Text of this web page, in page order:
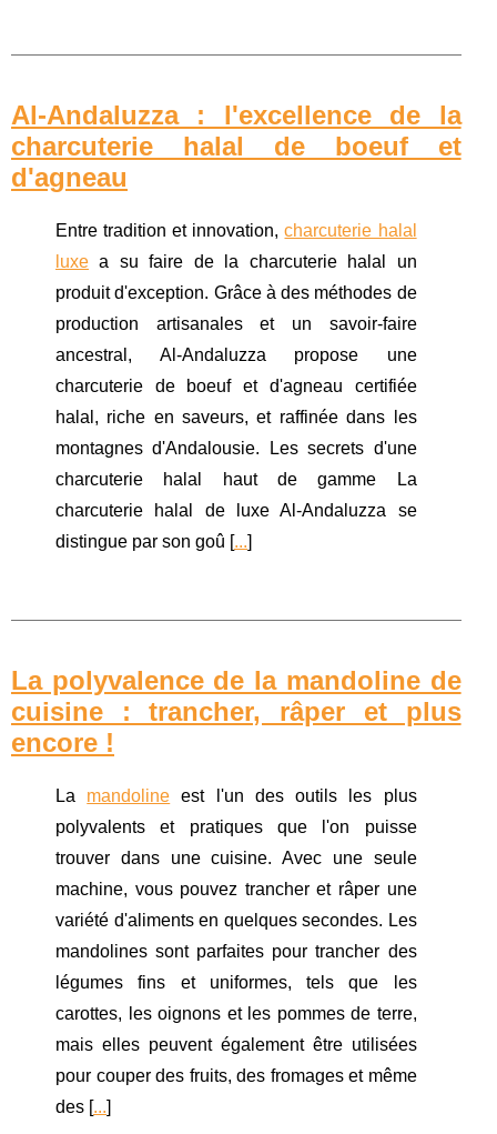
Al-Andaluzza : l'excellence de la
charcuterie halal de boeuf et
d'agneau
Entre tradition et innovation,charcuterie halal
luxe a su faire de la charcuterie halal un
produit d'exception. Grâce à des méthodes de
production artisanales et un savoir-faire
ancestral, Al-Andaluzza propose une
charcuterie de boeuf et d'agneau certifiée
halal, riche en saveurs, et raffinée dans les
montagnes d'Andalousie. Les secrets d'une
charcuterie halal haut de gamme La
charcuterie halal de luxe Al-Andaluzza se
distingue par son goû [...]
La polyvalence de la mandoline de
cuisine : trancher, râper et plus
encore !
La mandoline est l'un des outils les plus
polyvalents et pratiques que l'on puisse
trouver dans une cuisine. Avec une seule
machine, vous pouvez trancher et râper une
variété d'aliments en quelques secondes. Les
mandolines sont parfaites pour trancher des
légumes fins et uniformes, tels que les
carottes, les oignons et les pommes de terre,
mais elles peuvent également être utilisées
pour couper des fruits, des fromages et même
des [...]